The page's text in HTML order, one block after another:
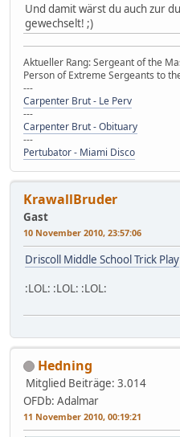
Und damit wärst du auch zur
gewechselt! ;)
Aktueller Rang: Sergeant of the
Person of Extreme Sergeants to
---
Carpenter Brut - Le Perv
---
Carpenter Brut - Obituary
---
Pertubator - Miami Disco
KrawallBruder
Gast
10 November 2010, 23:57:06
Driscoll Middle School Trick Play
:LOL: :LOL: :LOL:
Hedning
Mitglied Beiträge: 3.014
OFDb: Adalmar
11 November 2010, 00:19:21